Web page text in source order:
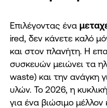
Επιλέγοντας ένα
ired, δεν κάνετε καλό
και στον πλανήτη. Η
συσκευών μειώνει τα
waste) και την ανάγκη
υλών. Το 2026, η κυκλική
για ένα βιώσιμο